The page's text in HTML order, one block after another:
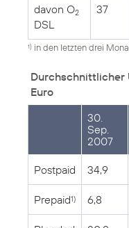
davon O2
DSL
37
1) in den letzten drei
Durchschnittlicher
Euro
30.
Sep.
2007
Postpaid 34,9
Prepaid1) 6,8